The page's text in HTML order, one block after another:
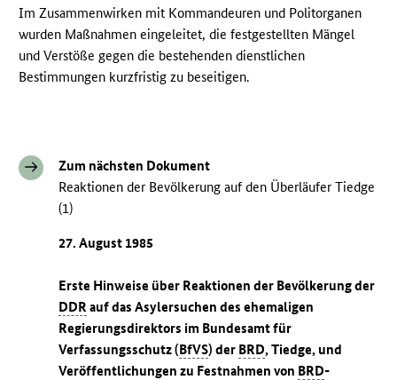
Im Zusammenwirken mit Kommandeuren und Politorganen
wurden Maßnahmen eingeleitet, die festgestellten Mängel
und Verstöße gegen die bestehenden dienstlichen
Bestimmungen kurzfristig zu beseitigen.
Zum nächsten Dokument
Reaktionen der Bevölkerung auf den Überläufer Tiedge
(1)
27. August 1985
Erste Hinweise über Reaktionen der Bevölkerung der
DDR auf das Asylersuchen des ehemaligen
Regierungsdirektors im Bundesamt für
Verfassungsschutz (BfVS) der BRD, Tiedge, und
Veröffentlichungen zu Festnahmen von BRD-